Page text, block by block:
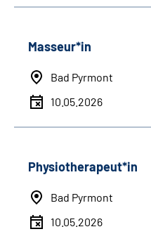
Masseur*in
Bad Pyrmont
10.05.2026
Physiotherapeut*in
Bad Pyrmont
10.05.2026